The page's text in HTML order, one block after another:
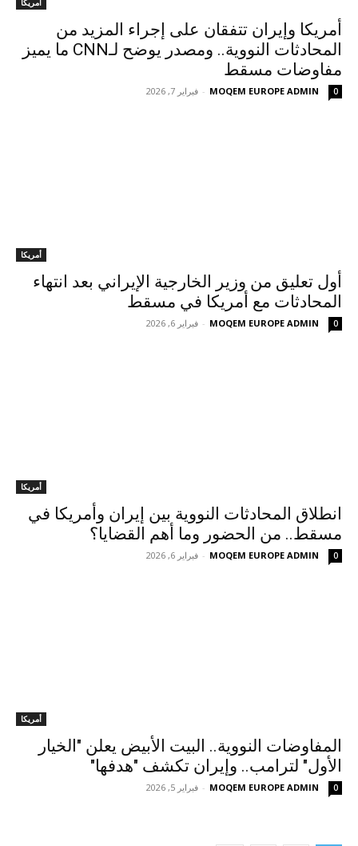
أمريكا
أمريكا وإيران تتفقان على إجراء المزيد من
المحادثات النووية.. ومصدر يوضح لـCNN ما يميز
مفاوضات مسقط
MOQEM EUROPE ADMIN
- فبراير 7, 2026 0
أمريكا
أول تعليق من وزير الخارجية الإيراني بعد انتهاء
المحادثات مع أمريكا في مسقط
MOQEM EUROPE ADMIN
- فبراير 6, 2026 0
أمريكا
انطلاق المحادثات النووية بين إيران وأمريكا في
مسقط.. من الحضور وما أهم القضايا؟
MOQEM EUROPE ADMIN
- فبراير 6, 2026 0
أمريكا
المفاوضات النووية.. البيت الأبيض يعلن "الخيار
الأول" لترامب.. وإيران تكشف "هدفها"
MOQEM EUROPE ADMIN
- فبراير 5, 2026 0